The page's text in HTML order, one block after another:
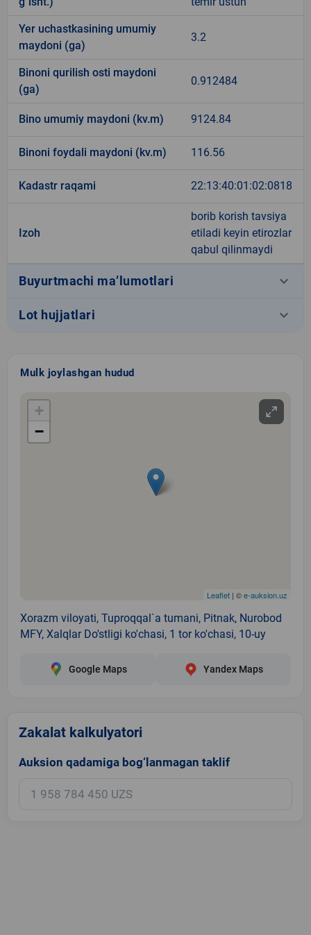
Yer uchastkasining umumiy
maydoni (ga)
3.2
Binoni qurilish osti maydoni
(ga)
0.912484
Bino umumiy maydoni (kv.m) 9124.84
Binoni foydali maydoni (kv.m) 116.56
Kadastr raqami 22:13:40:01:02:0818
Izoh
borib korish tavsiya
etiladi keyin etirozlar
qabul qilinmaydi
Buyurtmachi ma’lumotlari keyboard_arrow_down
Lot hujjatlari keyboard_arrow_down
Mulk joylashgan hudud
+
−
Leaflet | ©e-auksion.uz
Xorazm viloyati, Tuproqqal`a tumani, Pitnak, Nurobod
MFY, Xalqlar Do'stligi ko'chasi, 1 tor ko'chasi, 10-uy
Google Maps Yandex Maps
Zakalat kalkulyatori
Auksion qadamiga bog‘lanmagan taklif